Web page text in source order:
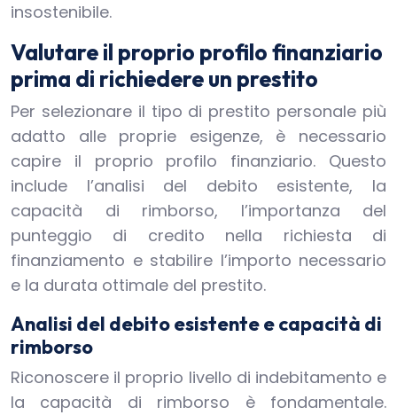
insostenibile.
Valutare il proprio profilo finanziario
prima di richiedere un prestito
Per selezionare il tipo di prestito personale più
adatto alle proprie esigenze, è necessario
capire il proprio profilo finanziario. Questo
include l’analisi del debito esistente, la
capacità di rimborso, l’importanza del
punteggio di credito nella richiesta di
finanziamento e stabilire l’importo necessario
e la durata ottimale del prestito.
Analisi del debito esistente e capacità di
rimborso
Riconoscere il proprio livello di indebitamento e
la capacità di rimborso è fondamentale.